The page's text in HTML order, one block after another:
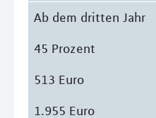
Ab dem dritten Jahr
45 Prozent
513 Euro
1.955 Euro